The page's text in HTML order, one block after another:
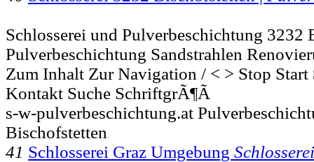
Schlosserei und Pulverbeschichtung 3232
Pulverbeschichtung Sandstrahlen
Zum Inhalt Zur Navigation / < > Stop Start
Kontakt Suche SchriftgrÃ¶Ã
s-w-pulverbeschichtung.at
Bischofstetten
41 Schlosserei Graz Umgebung Schlosserei